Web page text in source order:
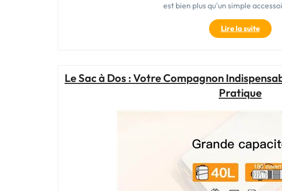
est bien plus qu'un simple
Lire la suite"Le
Sac
à
Votre
Le Sac à Dos : Votre Compagnon
Pratique